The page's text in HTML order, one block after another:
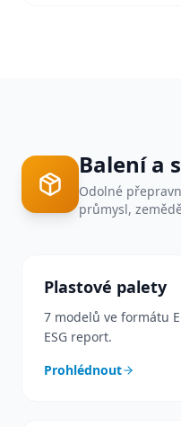
Balení a
Odolné
průmysl,
Plastové palety
7 modelů ve formátu
ESG report.
Prohlédnout